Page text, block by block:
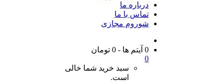
درباره ما
تماس با ما
شوروم مجازی
0 آیتم ها -
0 تومان
0
سبد خرید شما خالی
است.